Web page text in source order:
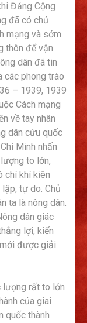
Đảng Cộng
đã có chủ
mạng và sớm
thôn để vận
dân đã tin
các phong trào
– 1939, 1939
Cách mạng
về tay nhân
dân cứu quốc
Minh nhấn
to lớn,
chí khí kiên
tự do. Chủ
ta là nông dân.
dân giác
lợi, kiến
được giải
lượng rất to lớn
của giai
quốc thành